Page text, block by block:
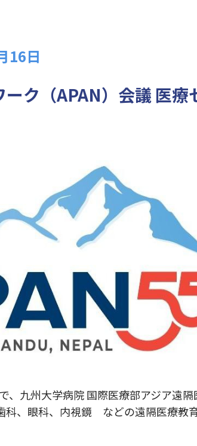
16日
ク（APAN）会議 医療
、九州大学病院 国際医療部アジア遠隔
科、眼科、内視鏡 などの遠隔医療教